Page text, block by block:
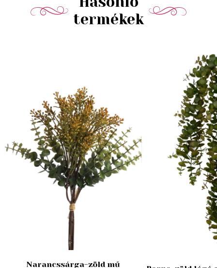
termékek
Narancssárga-zöld mű